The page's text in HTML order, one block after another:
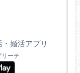
婚活アプリ
ーチ